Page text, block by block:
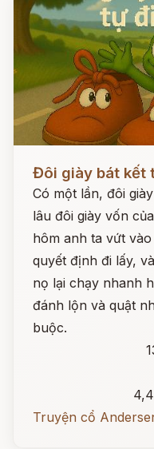
Đôi giày bát kết
Có một lần, đôi
lâu đôi giày vốn
hôm anh ta vứt
quyết định đi lấy,
nọ lại chạy nhanh
đánh lộn và quật
buộc.
Truyện cổ